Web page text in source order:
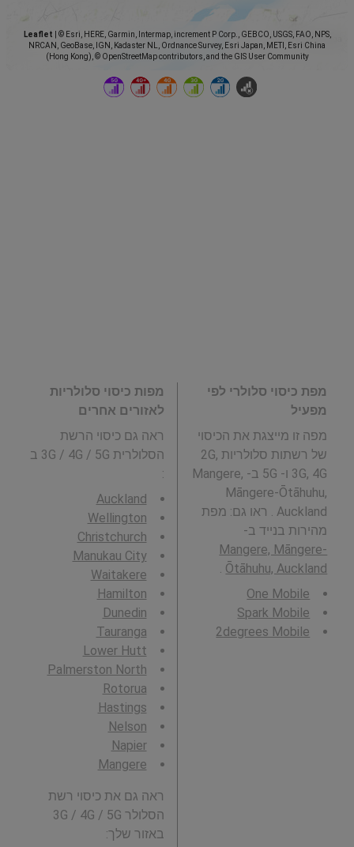
Leaflet
© Esri, HERE, Garmin, Intermap, increment P Corp., GEBCO, USGS, FAO, NPS,
NRCAN, GeoBase, IGN, Kadaster NL, Ordnance Survey, Esri Japan, METI, Esri China
(Hong Kong), © OpenStreetMap contributors, and the GIS User Community
מפת כיסוי סלולרי לפי
מפעיל
מפה זו מייצגת את הכיסוי
של רשתות סלולריות 2G,
3G, 4G ו- 5G ב- Mangere,
Māngere-Ōtāhuhu,
Auckland . ראו גם: מפת
מהירות בנייד ב-
Mangere, Māngere-
Ōtāhuhu, Auckland
One Mobile
Spark Mobile
2degrees Mobile
מפות כיסוי סלולריות
לאזורים אחרים
ראה גם כיסוי הרשת
הסלולרית 3G / 4G / 5G ב
:
Auckland
Wellington
Christchurch
Manukau City
Waitakere
Hamilton
Dunedin
Tauranga
Lower Hutt
Palmerston North
Rotorua
Hastings
Nelson
Napier
Mangere
ראה גם את כיסוי רשת
הסלולר 3G / 4G / 5G
באזור שלך: